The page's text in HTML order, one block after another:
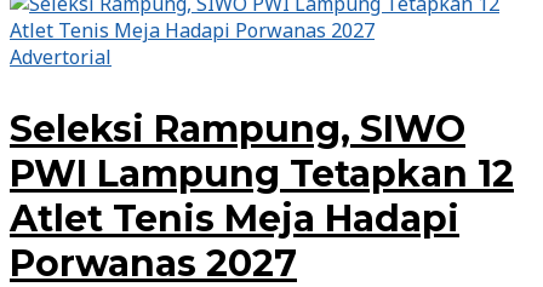
Advertorial
Seleksi Rampung, SIWO
PWI Lampung Tetapkan 12
Atlet Tenis Meja Hadapi
Porwanas 2027